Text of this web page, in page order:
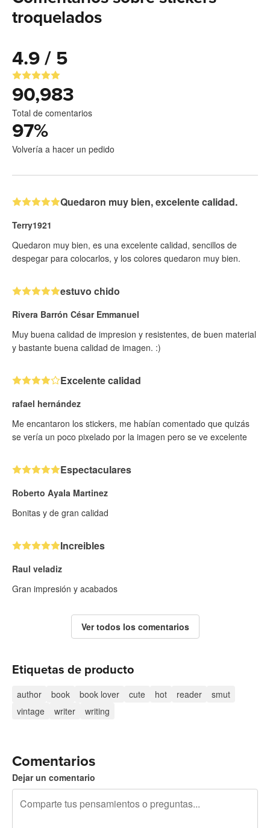
troquelados
4.9 / 5
90,983
Total de comentarios
97%
Volvería a hacer un pedido
Quedaron muy bien, excelente calidad.
Terry1921
Quedaron muy bien, es una excelente calidad, sencillos de
despegar para colocarlos, y los colores quedaron muy bien.
estuvo chido
Rivera Barrón César Emmanuel
Muy buena calidad de impresion y resistentes, de buen material
y bastante buena calidad de imagen. :)
Excelente calidad
rafael hernández
Me encantaron los stickers, me habían comentado que quizás
se vería un poco pixelado por la imagen pero se ve excelente
Espectaculares
Roberto Ayala Martinez
Bonitas y de gran calidad
Increibles
Raul veladiz
Gran impresión y acabados
Ver todos los comentarios
Etiquetas de producto
author book book lover cute hot reader
smut
vintage
writer writing
Comentarios
Dejar un comentario